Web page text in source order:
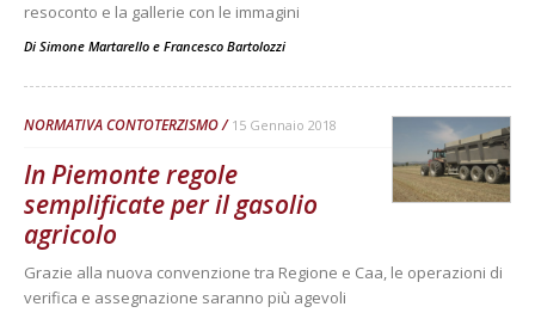
resoconto e la gallerie con le immagini
Di Simone Martarello e Francesco Bartolozzi
NORMATIVA CONTOTERZISMO 15 Gennaio 2018
In Piemonte regole
semplificate per il gasolio
agricolo
Grazie alla nuova convenzione tra Regione e Caa, le operazioni di
verifica e assegnazione saranno più agevoli